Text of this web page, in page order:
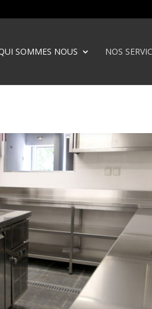
SOMMES NOUS NOS